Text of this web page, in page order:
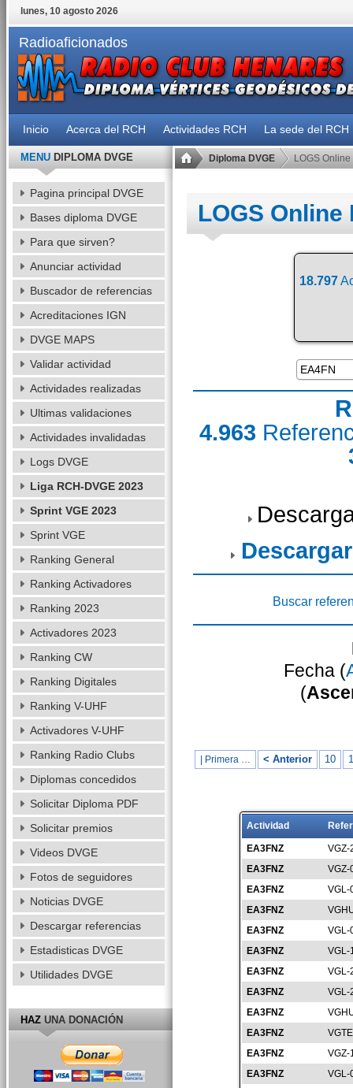
lunes, 10 agosto 2026
Radioaficionados
Inicio Acerca del RCH Actividades RCH La sede del RCH
Diploma DVGE LOGS Online
LOGS Online
18.797
4.963
Buscar
Fecha (
(
| Primera … < Anterior 10
Actividad
EA3FNZ
VGZ-
EA3FNZ
VGZ-
EA3FNZ
VGL-
EA3FNZ
EA3FNZ
VGL-
EA3FNZ
VGL-
EA3FNZ
VGL-
EA3FNZ
VGL-
EA3FNZ
EA3FNZ
EA3FNZ
VGZ-
EA3FNZ
VGL-
MENUDIPLOMA DVGE
Pagina principal DVGE
Bases diploma DVGE
Para que sirven?
Anunciar actividad
Buscador de referencias
Acreditaciones IGN
DVGE MAPS
Validar actividad
Actividades realizadas
Ultimas validaciones
Actividades invalidadas
Logs DVGE
Liga RCH-DVGE 2023
Sprint VGE 2023
Sprint VGE
Ranking General
Ranking Activadores
Ranking 2023
Activadores 2023
Ranking CW
Ranking Digitales
Ranking V-UHF
Activadores V-UHF
Ranking Radio Clubs
Diplomas concedidos
Solicitar Diploma PDF
Solicitar premios
Videos DVGE
Fotos de seguidores
Noticias DVGE
Descargar referencias
Estadisticas DVGE
Utilidades DVGE
HAZUNA DONACIÓN